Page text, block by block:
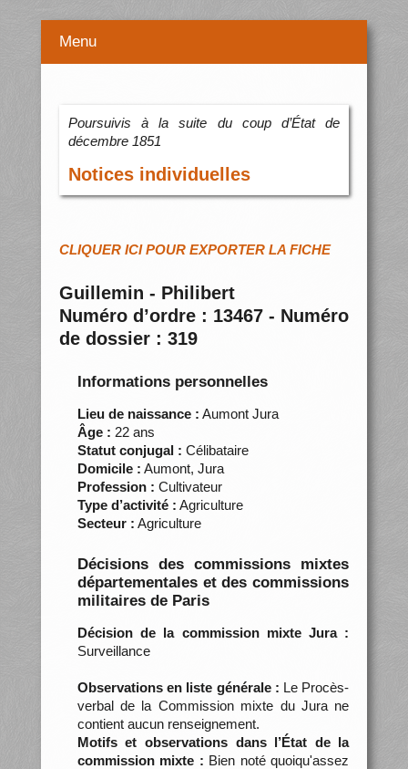
Menu
Poursuivis à la suite du coup d’État de
décembre 1851
Notices individuelles
CLIQUER ICI POUR EXPORTER LA FICHE
Guillemin - Philibert
Numéro d’ordre : 13467 - Numéro
de dossier : 319
Informations personnelles
Lieu de naissance : Aumont Jura
Âge : 22 ans
Statut conjugal : Célibataire
Domicile : Aumont, Jura
Profession : Cultivateur
Type d’activité : Agriculture
Secteur : Agriculture
Décisions des commissions mixtes
départementales et des commissions
militaires de Paris
Décision de la commission mixte Jura :
Surveillance
Observations en liste générale : Le Procès-
verbal de la Commission mixte du Jura ne
contient aucun renseignement.
Motifs et observations dans l’État de la
commission mixte : Bien noté quoiqu'assez